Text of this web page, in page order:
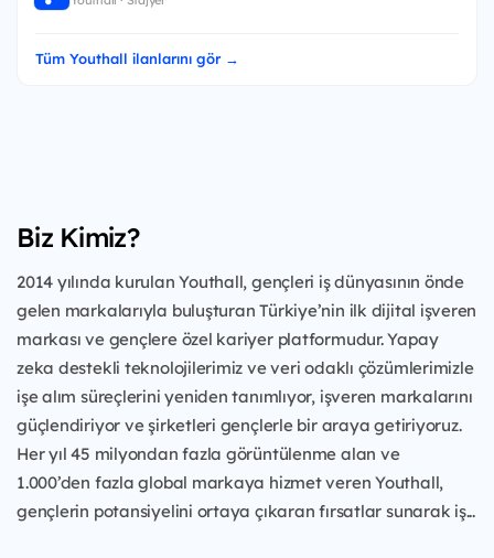
Tüm Youthall ilanlarını gör →
Biz Kimiz?
2014 yılında kurulan Youthall, gençleri iş dünyasının önde
gelen markalarıyla buluşturan Türkiye’nin ilk dijital işveren
markası ve gençlere özel kariyer platformudur. Yapay
zeka destekli teknolojilerimiz ve veri odaklı çözümlerimizle
işe alım süreçlerini yeniden tanımlıyor, işveren markalarını
güçlendiriyor ve şirketleri gençlerle bir araya getiriyoruz.
Her yıl 45 milyondan fazla görüntülenme alan ve
1.000’den fazla global markaya hizmet veren Youthall,
gençlerin potansiyelini ortaya çıkaran fırsatlar sunarak iş...